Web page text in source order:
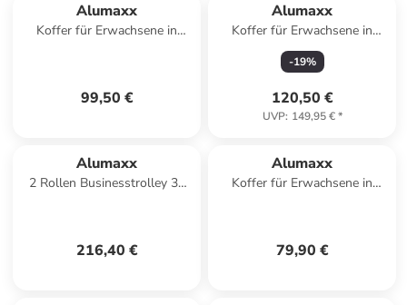
Alumaxx
Koffer für Erwachsene in
99,50 €
Alumaxx
Koffer für Erwachsene in
silber
-19%
120,50 €
UVP: 149,95 €*
Alumaxx
2 Rollen Businesstrolley 37
216,40 €
Alumaxx
Koffer für Erwachsene in
79,90 €